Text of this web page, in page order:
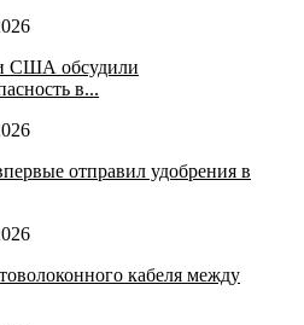
США обсудили
в...
отправил удобрения в
кабеля между